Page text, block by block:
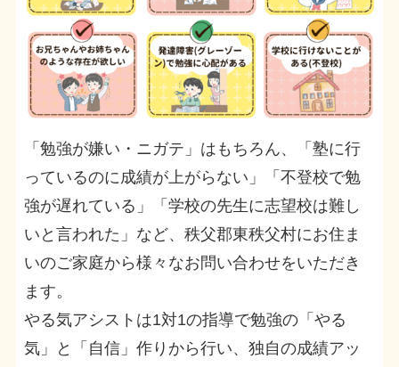
「勉強が嫌い・ニガテ」はもちろん、「塾に行
っているのに成績が上がらない」「不登校で勉
強が遅れている」「学校の先生に志望校は難し
いと言われた」など、秩父郡東秩父村にお住ま
いのご家庭から様々なお問い合わせをいただき
ます。
やる気アシストは1対1の指導で勉強の「やる
気」と「自信」作りから行い、独自の成績アッ